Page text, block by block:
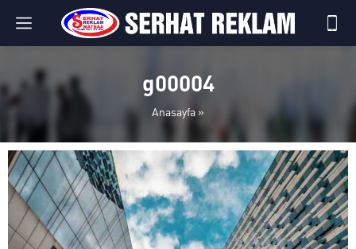
g00004
Anasayfa »